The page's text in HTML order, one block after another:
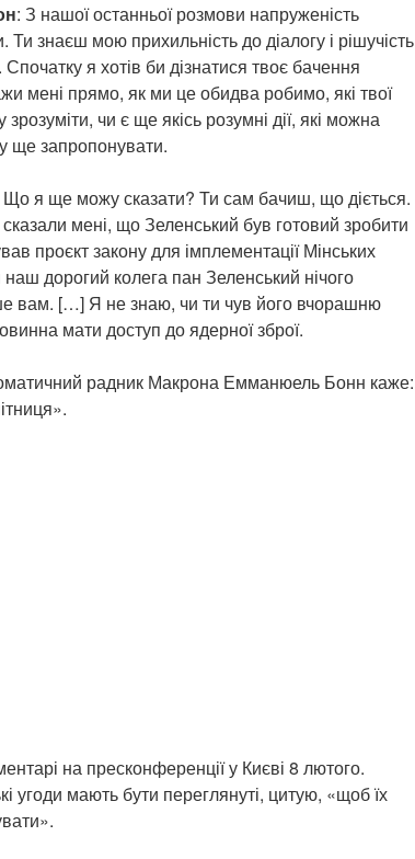
: З нашої останньої розмови напруженість
Ти знаєш мою прихильність до діалогу і рішучість
я хотів би дізнатися твоє бачення
мені прямо, як ми це обидва робимо, які твої
чи є ще якісь розумні дії, які можна
ще запропонувати.
Що я ще можу сказати? Ти сам бачиш, що діється.
мені, що Зеленський був готовий зробити
проєкт закону для імплементації Мінських
дорогий колега пан Зеленський нічого
вам. […] Я не знаю, чи ти чув його вчорашню
мати доступ до ядерної зброї.
радник Макрона Емманюель Бонн каже:
на пресконференції у Києві 8 лютого.
угоди мають бути переглянуті, цитую, «щоб їх